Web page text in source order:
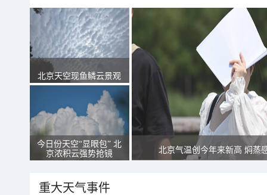
北京天空现鱼鳞云景观
今日份天空“显眼包” 北
京浓积云强势抢镜
北京气温创今年来新高 焖蒸
重大天气事件